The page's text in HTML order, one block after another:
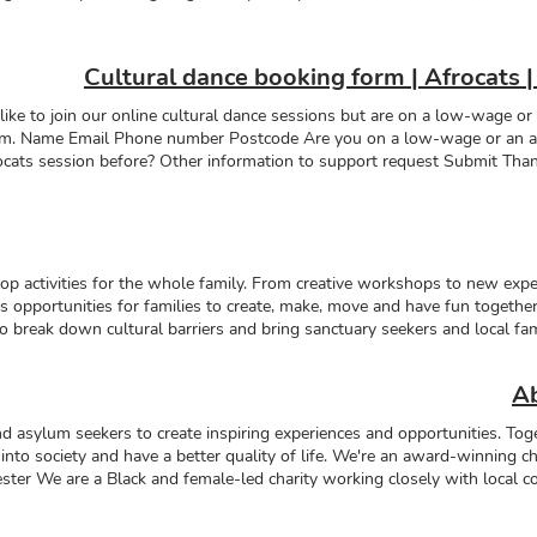
confidence. 488 women aged 18+ 100% are Black, Asian or from
in the asylum system Over the past year we've worked with
feel included. Healthy lives Whether it's shimmying and shaking or
Creative culture We use creativity to support women to make friends,
Learning Lab upskills women so they can start on the pathway to
opportunities help women to add vital experience to their CVs,
our adult programme, or would like to make a referral, fill in our
NHS Foundation Trust, the Caribbean and African Health
projects for adults No posts published in this language yet Once
Cultural dance booking form | Afrocats |
to join our online cultural dance sessions but are on a low-wage or
Name Email Phone number Postcode Are you on a low-wage or an
session before? Other information to support request Submit
activities for the whole family. From creative workshops to new
opportunities for families to create, make, move and have fun
down cultural barriers and bring sanctuary seekers and local
projects No posts published in this language yet Once
asylum seekers to create inspiring experiences and opportunities.
society and have a better quality of life. We're an award-winning
We are a Black and female-led charity working closely with local
جو ان کی زندگی میں مشکلات کا سامنا کر رہے ہیں جو معاشرے میں